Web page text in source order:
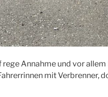
Annahme und vor
mit Verbrenner,